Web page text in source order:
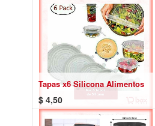
Tapas x6 Silicona Alimentos
$ 4,50